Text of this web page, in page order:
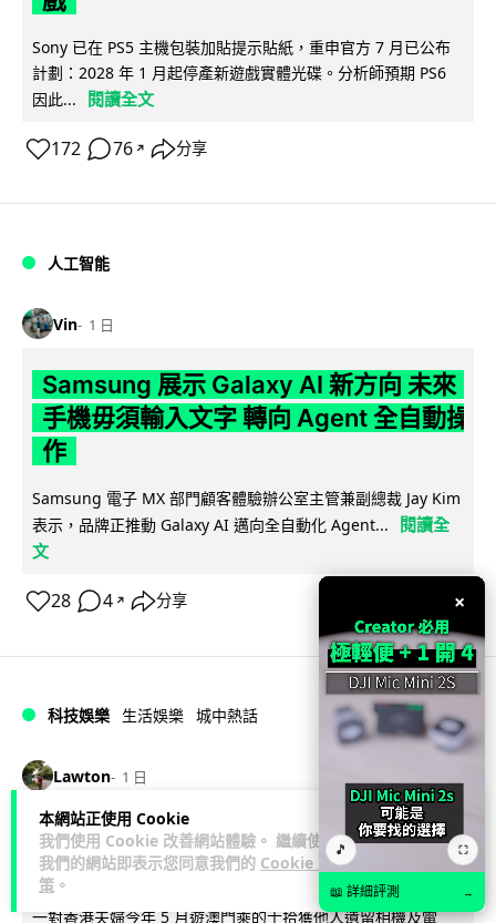
本網站正使用 Cookie
我們使用 Cookie 改善網站體驗。 繼續使用
我們的網站即表示您同意我們的 Cookie 政
策 。
Sony 已在 PS5 主機包裝加貼提示貼紙，重申官方 7 月已公布
計劃：2028 年 1 月起停產新遊戲實體光碟。分析師預期 PS6
因此...
閱讀全文
172 76 ↗ 分享
人工智能
Vin 1 日
Samsung 展示 Galaxy AI 新方向 未來
手機毋須輸入文字 轉向 Agent 全自動操
作
Samsung 電子 MX 部門顧客體驗辦公室主管兼副總裁 Jay Kim
表示，品牌正推動 Galaxy AI 邁向全自動化 Agent...
閱讀全
文
28 4 ↗ 分享
科技娛樂 生活娛樂 城中熱話
Lawton 1 日
港夫婦澳門的士拾相機 據為己有被的士
Cam 睇到 2 個月後再入境被捕
一對香港夫婦今年 5 月遊澳門乘的士拾獲他人遺留相機及電
×
🎵 ⛶
📖 詳細評測 →